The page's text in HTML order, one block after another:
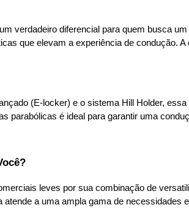
verdadeiro diferencial para quem busca
que elevam a experiência de condução.
(E-locker) e o sistema Hill Holder,
parabólicas é ideal para garantir uma
leves por sua combinação de
a uma ampla gama de necessidades